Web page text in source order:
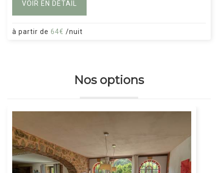
VOIR EN DÉTAIL
à partir de 64€ /nuit
Nos options